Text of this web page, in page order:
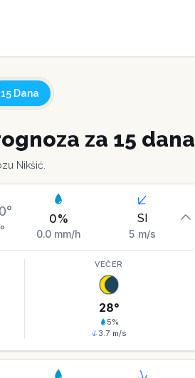
15 Dana
za 15 dana
Nikšić
°
°
0%
0.0mm/h
SI
5 m/s
VEČER
28°
5%
3.7 m/s